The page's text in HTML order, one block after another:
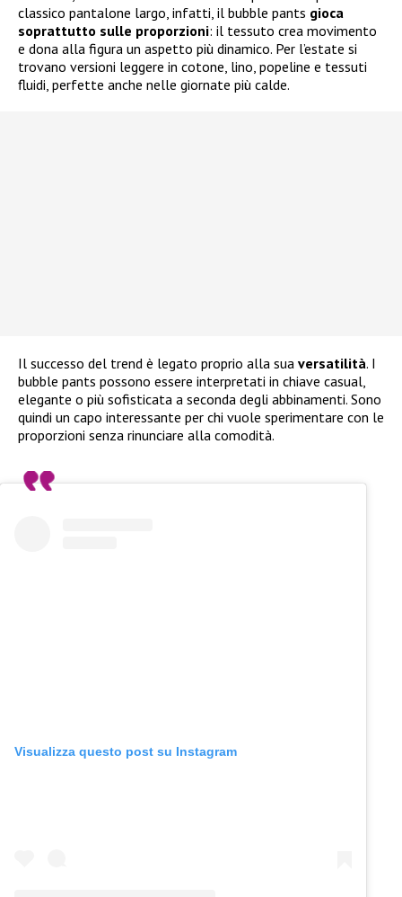
classico pantalone largo, infatti, il bubble pants gioca
soprattutto sulle proporzioni: il tessuto crea movimento
e dona alla figura un aspetto più dinamico. Per l’estate si
trovano versioni leggere in cotone, lino, popeline e tessuti
fluidi, perfette anche nelle giornate più calde.
Il successo del trend è legato proprio alla sua versatilità. I
bubble pants possono essere interpretati in chiave casual,
elegante o più sofisticata a seconda degli abbinamenti. Sono
quindi un capo interessante per chi vuole sperimentare con le
proporzioni senza rinunciare alla comodità.
Visualizza questo post su Instagram